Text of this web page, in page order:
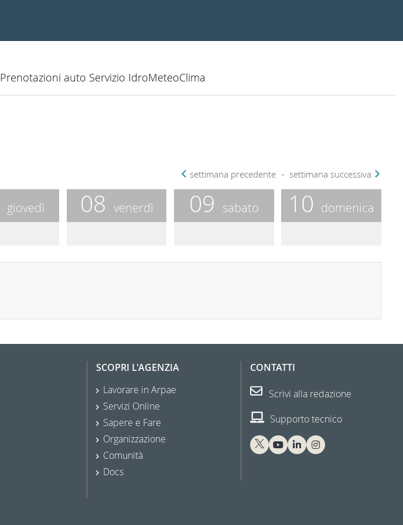
Prenotazioni auto Servizio IdroMeteoClima
settimana precedente settimana successiva
giovedì 08 venerdì 09 sabato 10 domenica
SCOPRI L'AGENZIA
Lavorare in Arpae
Servizi Online
Sapere e Fare
Organizzazione
Comunità
Docs
CONTATTI
Scrivi alla redazione
Supporto tecnico